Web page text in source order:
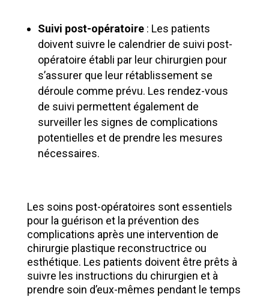
Suivi post-opératoire: Les patients
doivent suivre le calendrier de suivi post-
opératoire établi par leur chirurgien pour
s’assurer que leur rétablissement se
déroule comme prévu. Les rendez-vous
de suivi permettent également de
surveiller les signes de complications
potentielles et de prendre les mesures
nécessaires.
Les soins post-opératoires sont essentiels
pour la guérison et la prévention des
complications après une intervention de
chirurgie plastique reconstructrice ou
esthétique. Les patients doivent être prêts à
suivre les instructions du chirurgien et à
prendre soin d’eux-mêmes pendant le temps